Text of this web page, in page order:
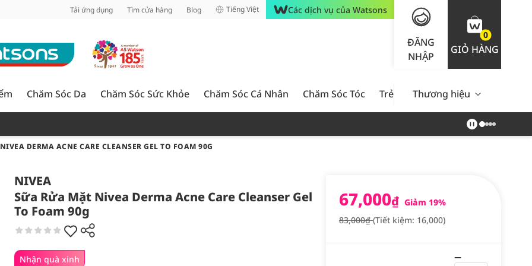
Tải ứng dụng Tìm cửa hàng Blog Tiếng Việt Các dịch vụ của Watsons
ĐĂNG
NHẬP
0
GIỎ HÀNG
Chăm Sóc Da Chăm Sóc Sức Khỏe Chăm Sóc Cá Nhân Chăm Sóc Tóc Trẻ Em Nam Giới Chăm Sóc
Thương hiệu
DERMA ACNE CARE CLEANSER GEL TO FOAM 90G
NIVEA
Sữa Rửa Mặt Nivea Derma Acne Care Cleanser Gel
To Foam 90g
Nhận quà xinh
67,000₫ Giảm 19%
83,000₫(Tiết kiệm: 16,000)